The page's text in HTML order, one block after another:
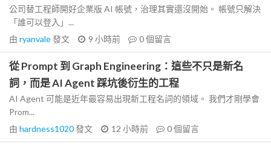
公司替工程師開好企業版 AI 帳號，治理其實還沒開始。 帳號只解決
「誰可以登入」...
由 ryanvale發文 9 小時前 0個留言
從 Prompt 到 Graph Engineering：這些不只是新名
詞，而是 AI Agent 踩坑後衍生的工程
AI Agent 可能是近年最容易出現新工程名詞的領域。 我們才剛學會
Prom...
由 hardness1020發文 12 小時前 0個留言